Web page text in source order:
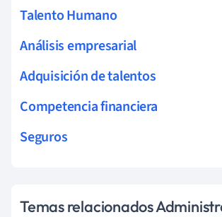
Talento Humano
Análisis empresarial
Adquisición de talentos
Competencia financiera
Seguros
Temas relacionados